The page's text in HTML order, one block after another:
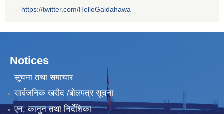
- https://twitter.com/HelloGaidahawa
Notices
सूचना तथा समाचार
सार्वजनिक खरीद /बोलपत्र सूचना
एन, कानुन तथा निर्देशिका